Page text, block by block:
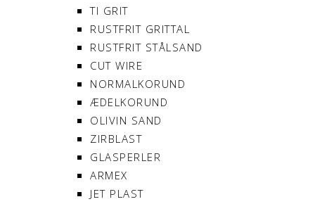
TI GRIT
RUSTFRIT GRITTAL
RUSTFRIT STÅLSAND
CUT WIRE
NORMALKORUND
ÆDELKORUND
OLIVIN SAND
ZIRBLAST
GLASPERLER
ARMEX
JET PLAST